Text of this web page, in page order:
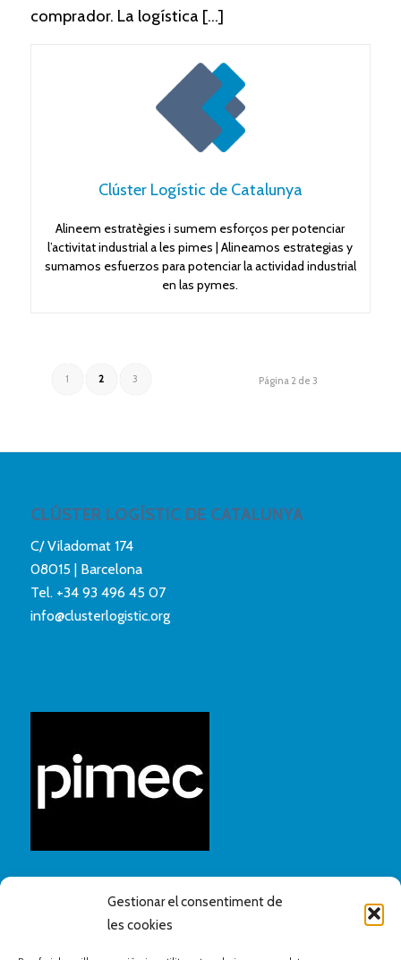
Gestionar el consentiment de
les cookies
comprador. La logística […]
Clúster Logístic de Catalunya
Alineem estratègies i sumem esforços per potenciar
l’activitat industrial a les pimes | Alineamos estrategias y
sumamos esfuerzos para potenciar la actividad industrial
en las pymes.
Página 2 de 3
1 2 3
CLÚSTER LOGÍSTIC DE CATALUNYA
C/ Viladomat 174
08015 | Barcelona
Tel. +34 93 496 45 07
info@clusterlogistic.org